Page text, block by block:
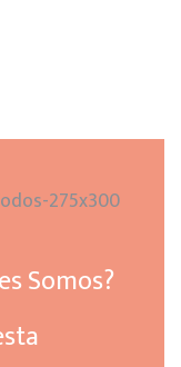
Somos?